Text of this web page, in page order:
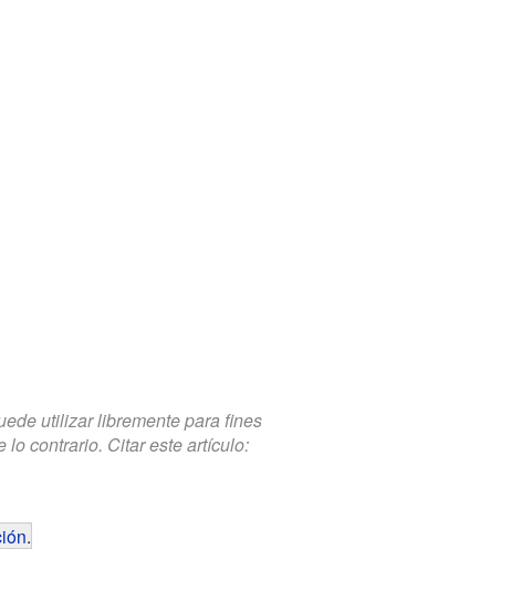
utilizar libremente para fines
contrario. Citar este artículo:
.